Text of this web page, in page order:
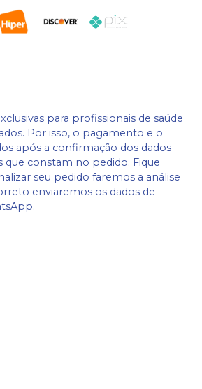
para profissionais de saúde
Por isso, o pagamento e o
após a confirmação dos dados
que constam no pedido. Fique
seu pedido faremos a análise
enviaremos os dados de